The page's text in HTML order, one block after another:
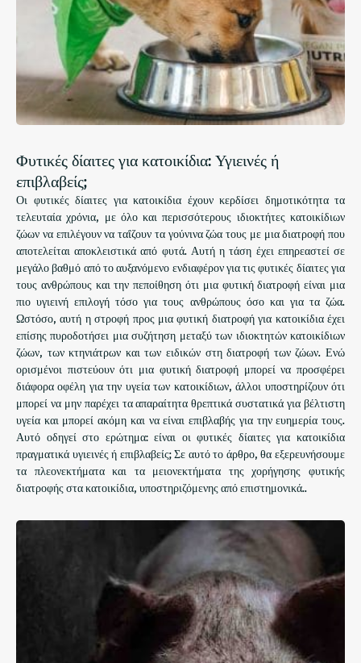
Φυτικές δίαιτες για κατοικίδια: Υγιεινές ή
επιβλαβείς;
Οι φυτικές δίαιτες για κατοικίδια έχουν κερδίσει δημοτικότητα τα
τελευταία χρόνια, με όλο και περισσότερους ιδιοκτήτες κατοικίδιων
ζώων να επιλέγουν να ταΐζουν τα γούνινα ζώα τους με μια διατροφή που
αποτελείται αποκλειστικά από φυτά. Αυτή η τάση έχει επηρεαστεί σε
μεγάλο βαθμό από το αυξανόμενο ενδιαφέρον για τις φυτικές δίαιτες για
τους ανθρώπους και την πεποίθηση ότι μια φυτική διατροφή είναι μια
πιο υγιεινή επιλογή τόσο για τους ανθρώπους όσο και για τα ζώα.
Ωστόσο, αυτή η στροφή προς μια φυτική διατροφή για κατοικίδια έχει
επίσης πυροδοτήσει μια συζήτηση μεταξύ των ιδιοκτητών κατοικίδιων
ζώων, των κτηνιάτρων και των ειδικών στη διατροφή των ζώων. Ενώ
ορισμένοι πιστεύουν ότι μια φυτική διατροφή μπορεί να προσφέρει
διάφορα οφέλη για την υγεία των κατοικίδιων, άλλοι υποστηρίζουν ότι
μπορεί να μην παρέχει τα απαραίτητα θρεπτικά συστατικά για βέλτιστη
υγεία και μπορεί ακόμη και να είναι επιβλαβής για την ευημερία τους.
Αυτό οδηγεί στο ερώτημα: είναι οι φυτικές δίαιτες για κατοικίδια
πραγματικά υγιεινές ή επιβλαβείς; Σε αυτό το άρθρο, θα εξερευνήσουμε
τα πλεονεκτήματα και τα μειονεκτήματα της χορήγησης φυτικής
διατροφής στα κατοικίδια, υποστηριζόμενης από επιστημονικά..